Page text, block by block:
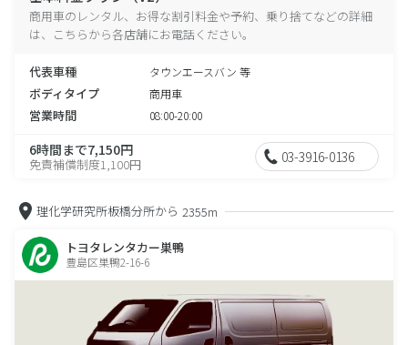
商用車のレンタル、お得な割引料金や予約、乗り捨てなどの詳細
は、こちらから各店舗にお電話ください。
代表車種 タウンエースバン 等
ボディタイプ 商用車
営業時間 08:00-20:00
6時間まで7,150円
免責補償制度1,100円 03-3916-0136
理化学研究所板橋分所から 2355m
トヨタレンタカー巣鴨
豊島区巣鴨2-16-6